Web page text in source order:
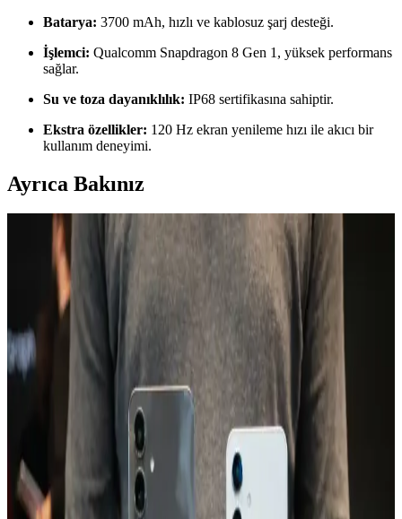
Batarya: 3700 mAh, hızlı ve kablosuz şarj desteği.
İşlemci: Qualcomm Snapdragon 8 Gen 1, yüksek performans
sağlar.
Su ve toza dayanıklılık: IP68 sertifikasına sahiptir.
Ekstra özellikler: 120 Hz ekran yenileme hızı ile akıcı bir
kullanım deneyimi.
Ayrıca Bakınız
Tecno Spark 10 İncelemesi: Uygun Fiyatlı ve
Performans Odaklı Akıllı Telefon Seçenekleri
Tecno Spark 10, uygun fiyatı ve performansıyla öne çıkan, kullanıcı
memnuniyetini sağlayan şık tasarımı ve uzun pil ömrüyle günlük
kullanım için ideal bir akıllı telefon seçeneğidir.
TECNO Spark 20 ve Güncel Teknolojik Gelişmeler
Hakkında Detaylar
TECNO'nun yeni modelleri ve Spark serisinin özellikleri, tasarım,
batarya, kamera ve depolama alanındaki gelişmelerle ilgili detaylar
Galaxy A24: Uygun Fiyatlı ve Güçlü Özelliklere
Sahip Akıllı Telefon Seçeneği